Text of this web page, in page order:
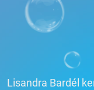
Lisandra Bardél